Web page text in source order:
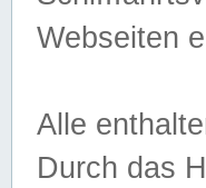
Webseiten
Alle
Durch das